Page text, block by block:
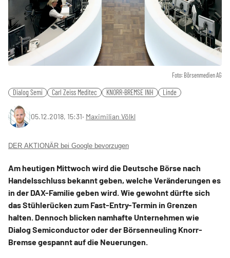
Foto: Börsenmedien AG
Dialog Semi Carl Zeiss Meditec KNORR-BREMSE INH Linde
05.12.2018, 15:31‧ Maximilian Völkl
DER AKTIONÄR bei Google bevorzugen
Am heutigen Mittwoch wird die Deutsche Börse nach
Handelsschluss bekannt geben, welche Veränderungen es
in der DAX-Familie geben wird. Wie gewohnt dürfte sich
das Stühlerücken zum Fast-Entry-Termin in Grenzen
halten. Dennoch blicken namhafte Unternehmen wie
Dialog Semiconductor oder der Börsenneuling Knorr-
Bremse gespannt auf die Neuerungen.